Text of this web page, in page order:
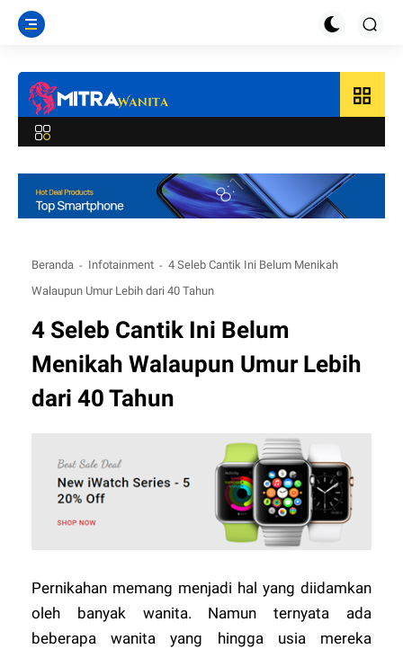
grid_view
Beranda Infotainment
4 Seleb Cantik Ini Belum Menikah
Walaupun Umur Lebih dari 40 Tahun
4 Seleb Cantik Ini Belum
Menikah Walaupun Umur Lebih
dari 40 Tahun
Pernikahan memang menjadi hal yang diidamkan
oleh banyak wanita. Namun ternyata ada
beberapa wanita yang hingga usia mereka